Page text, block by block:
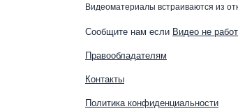
Видеоматериалы встраиваются из
Сообщите нам если Видео не
Правообладателям
Контакты
Политика конфиденциальности